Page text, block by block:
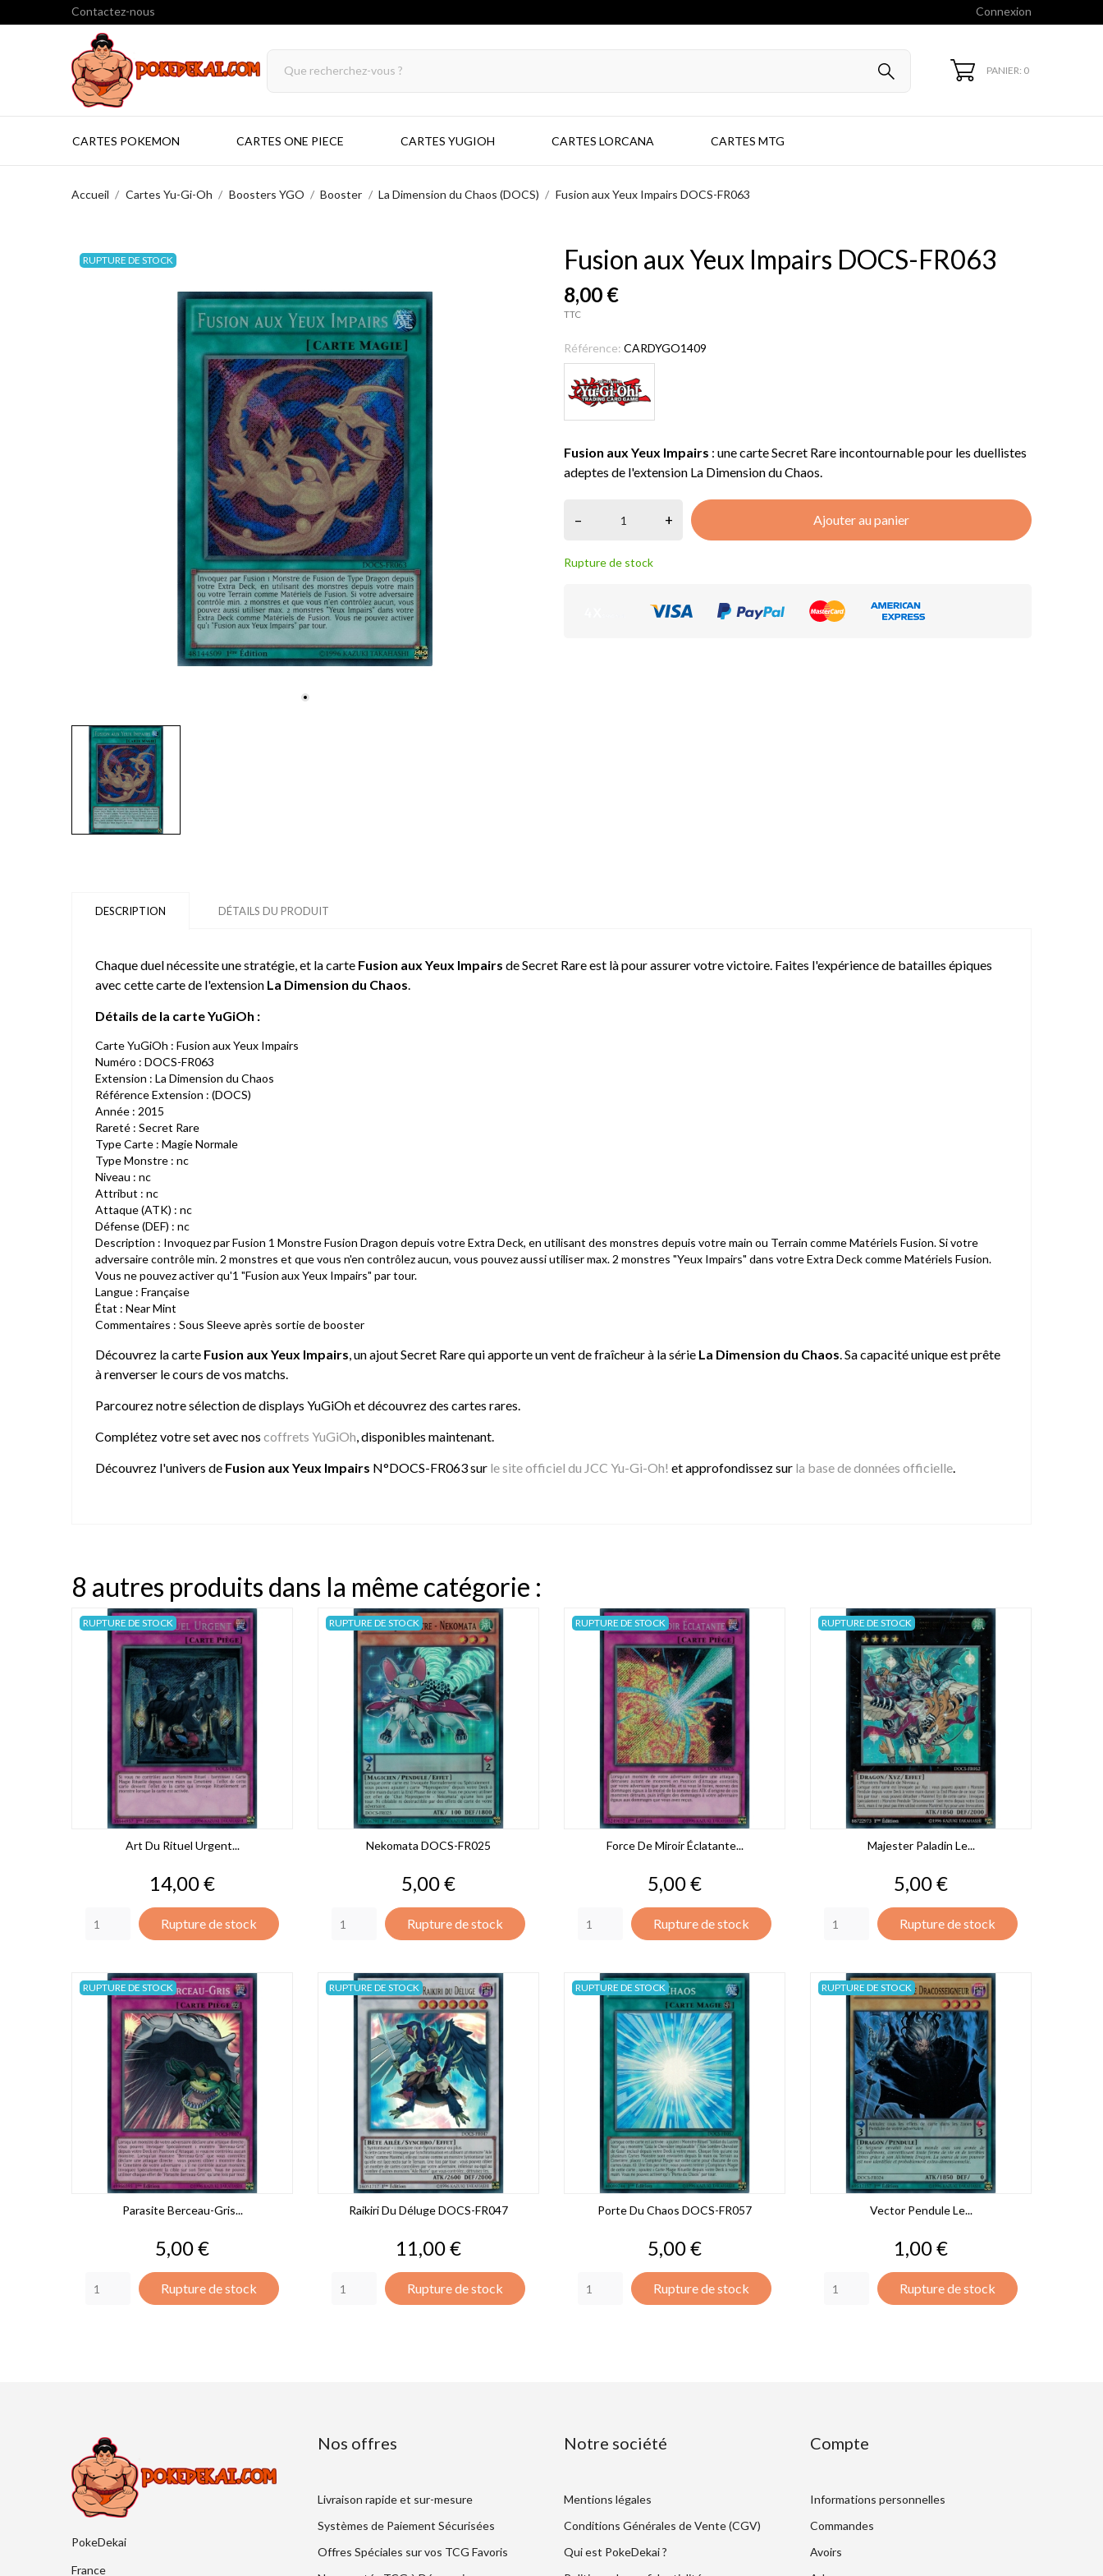
Contactez-nous Connexion
PANIER: 0
CARTES POKEMON CARTES ONE PIECE CARTES YUGIOH CARTES LORCANA CARTES MTG
Accueil Cartes Yu-Gi-Oh Boosters YGO Booster La Dimension du Chaos (DOCS) Fusion aux Yeux Impairs DOCS-FR063
RUPTURE DE STOCK Fusion aux Yeux Impairs DOCS-FR063
8,00 €
TTC
Référence: CARDYGO1409
Fusion aux Yeux Impairs : une carte Secret Rare incontournable pour les duellistes
adeptes de l'extension La Dimension du Chaos.
– + Ajouter au panier
Rupture de stock
DESCRIPTION DÉTAILS DU PRODUIT
Chaque duel nécessite une stratégie, et la carte Fusion aux Yeux Impairs de Secret Rare est là pour assurer votre victoire. Faites l'expérience de batailles épiques
avec cette carte de l'extension La Dimension du Chaos.
Détails de la carte YuGiOh :
Carte YuGiOh : Fusion aux Yeux Impairs
Numéro : DOCS-FR063
Extension : La Dimension du Chaos
Référence Extension : (DOCS)
Année : 2015
Rareté : Secret Rare
Type Carte : Magie Normale
Type Monstre : nc
Niveau : nc
Attribut : nc
Attaque (ATK) : nc
Défense (DEF) : nc
Description : Invoquez par Fusion 1 Monstre Fusion Dragon depuis votre Extra Deck, en utilisant des monstres depuis votre main ou Terrain comme Matériels Fusion. Si votre
adversaire contrôle min. 2 monstres et que vous n'en contrôlez aucun, vous pouvez aussi utiliser max. 2 monstres "Yeux Impairs" dans votre Extra Deck comme Matériels Fusion.
Vous ne pouvez activer qu'1 "Fusion aux Yeux Impairs" par tour.
Langue : Française
État : Near Mint
Commentaires : Sous Sleeve après sortie de booster
Découvrez la carte Fusion aux Yeux Impairs, un ajout Secret Rare qui apporte un vent de fraîcheur à la série La Dimension du Chaos. Sa capacité unique est prête
à renverser le cours de vos matchs.
Parcourez notre sélection dedisplays YuGiOhet découvrez des cartes rares.
Complétez votre set avec nos coffrets YuGiOh, disponibles maintenant.
Découvrez l'univers de Fusion aux Yeux Impairs N°DOCS-FR063 sur le site officiel du JCC Yu-Gi-Oh! et approfondissez sur la base de données officielle.
8 autres produits dans la même catégorie :
Art Du Rituel Urgent...
Prix
14,00 €
Rupture de stock
RUPTURE DE STOCK
Nekomata DOCS-FR025
Prix
5,00 €
Rupture de stock
RUPTURE DE STOCK
Force De Miroir Éclatante...
Prix
5,00 €
Rupture de stock
RUPTURE DE STOCK
Majester Paladin Le...
Prix
5,00 €
Rupture de stock
RUPTURE DE STOCK
Parasite Berceau-Gris...
Prix
5,00 €
Rupture de stock
RUPTURE DE STOCK
Raikiri Du Déluge DOCS-FR047
Prix
11,00 €
Rupture de stock
RUPTURE DE STOCK
Porte Du Chaos DOCS-FR057
Prix
5,00 €
Rupture de stock
RUPTURE DE STOCK
Vector Pendule Le...
Prix
1,00 €
Rupture de stock
RUPTURE DE STOCK
PokeDekai
France
Nos offres
Livraison rapide et sur-mesure
Systèmes de Paiement Sécurisées
Offres Spéciales sur vos TCG Favoris
Notre société
Mentions légales
Conditions Générales de Vente (CGV)
Qui est PokeDekai ?
Compte
Informations personnelles
Commandes
Avoirs